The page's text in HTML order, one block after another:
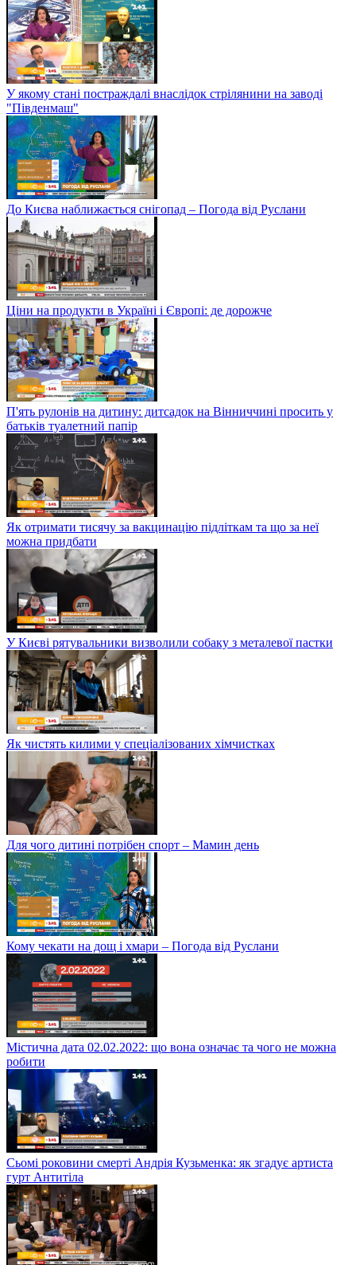
У якому стані постраждалі внаслідок стрілянини на заводі
"Південмаш"
До Києва наближається снігопад – Погода від Руслани
Ціни на продукти в Україні і Європі: де дорожче
П'ять рулонів на дитину: дитсадок на Вінниччині просить у
батьків туалетний папір
Як отримати тисячу за вакцинацію підліткам та що за неї
можна придбати
У Києві рятувальники визволили собаку з металевої пастки
Як чистять килими у спеціалізованих хімчистках
Для чого дитині потрібен спорт – Мамин день
Кому чекати на дощ і хмари – Погода від Руслани
Містична дата 02.02.2022: що вона означає та чого не можна
робити
Сьомі роковини смерті Андрія Кузьменка: як згадує артиста
гурт Антитіла